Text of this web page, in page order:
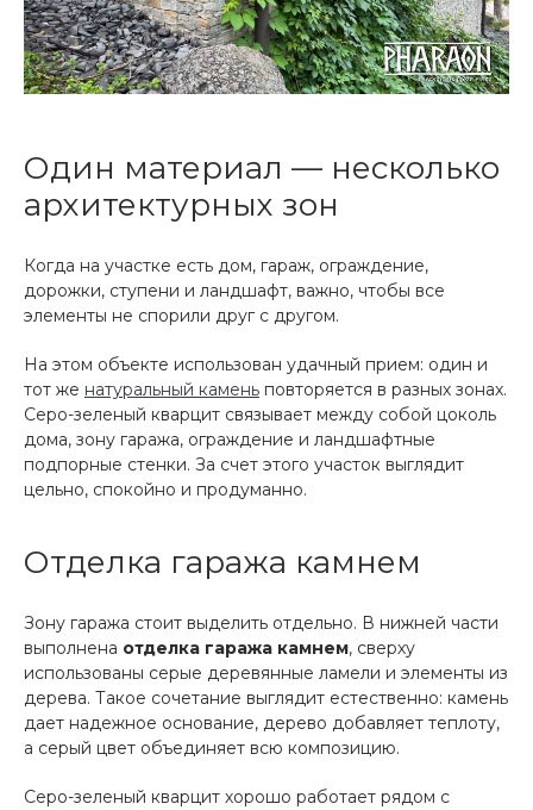
Один материал — несколько
архитектурных зон
Когда на участке есть дом, гараж, ограждение,
дорожки, ступени и ландшафт, важно, чтобы все
элементы не спорили друг с другом.
На этом объекте использован удачный прием: один и
тот же натуральный камень повторяется в разных зонах.
Серо-зеленый кварцит связывает между собой цоколь
дома, зону гаража, ограждение и ландшафтные
подпорные стенки. За счет этого участок выглядит
цельно, спокойно и продуманно.
Отделка гаража камнем
Зону гаража стоит выделить отдельно. В нижней части
выполнена отделка гаража камнем, сверху
использованы серые деревянные ламели и элементы из
дерева. Такое сочетание выглядит естественно: камень
дает надежное основание, дерево добавляет теплоту,
а серый цвет объединяет всю композицию.
Серо-зеленый кварцит хорошо работает рядом с